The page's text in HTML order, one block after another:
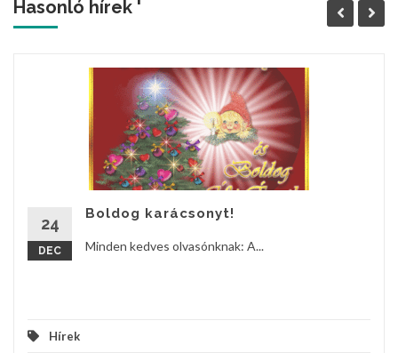
Hasonló hírek '
24
DEC
Boldog karácsonyt!
Minden kedves olvasónknak: A...
Hírek